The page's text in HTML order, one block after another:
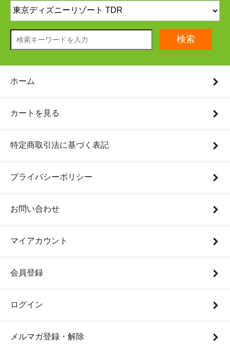
検索
ホーム
カートを見る
特定商取引法に基づく表記
プライバシーポリシー
お問い合わせ
マイアカウント
会員登録
ログイン
メルマガ登録・解除